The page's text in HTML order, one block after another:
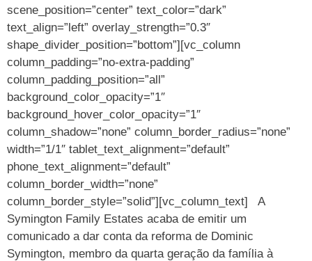
scene_position=”center” text_color=”dark”
text_align=”left” overlay_strength=”0.3″
shape_divider_position=”bottom”][vc_column
column_padding=”no-extra-padding”
column_padding_position=”all”
background_color_opacity=”1″
background_hover_color_opacity=”1″
column_shadow=”none” column_border_radius=”none”
width=”1/1″ tablet_text_alignment=”default”
phone_text_alignment=”default”
column_border_width=”none”
column_border_style=”solid”][vc_column_text] A
Symington Family Estates acaba de emitir um
comunicado a dar conta da reforma de Dominic
Symington, membro da quarta geração da família à